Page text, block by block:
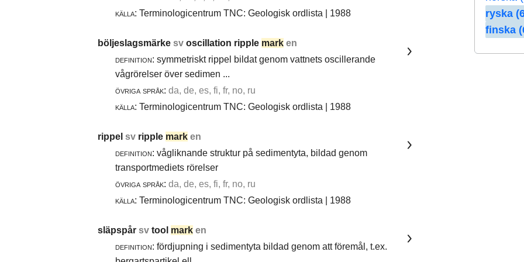
ryska
finska
källa: Terminologicentrum TNC: Geologisk ordlista | 1988
böljeslagsmärke sv oscillation ripple mark en
definition: symmetriskt rippel bildat genom vattnets oscillerande
vågrörelser över sedimen ...
övriga språk: da, de, es, fi, fr, no, ru
källa: Terminologicentrum TNC: Geologisk ordlista | 1988
rippel sv ripple mark en
definition: vågliknande struktur på sedimentyta, bildad genom
transportmediets rörelser
övriga språk: da, de, es, fi, fr, no, ru
källa: Terminologicentrum TNC: Geologisk ordlista | 1988
släpspår sv tool mark en
definition: fördjupning i sedimentyta bildad genom att föremål, t.ex.